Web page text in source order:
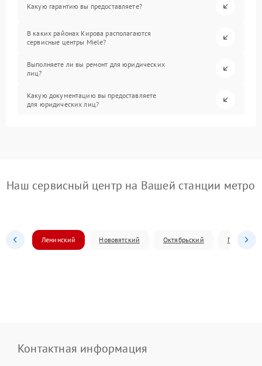
Какую гарантию вы предоставляете?
В каких районах Кирова располагаются
сервисные центры Miele?
Выполняете ли вы ремонт для юридических
лиц?
Какую документацию вы предоставляете
для юридических лиц?
Наш сервисный центр на Вашей станции метро
Ленинский Нововятский Октябрьский
Контактная информация